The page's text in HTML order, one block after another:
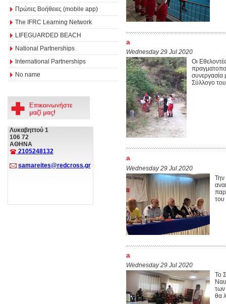
Πρώτες Βοήθειες (mobile app)
The IFRC Learning Network
LIFEGUARDED BEACH
National Partnerships
International Partnerships
No name
Λυκαβηττού 1
106 72
ΑΘΗΝΑ
2105248132
samareites@redcross.gr
a
Wednesday 29 Jul 2020
Οι
συνεργασία
Σύλλογο
a
Wednesday 29 Jul 2020
Την
του
a
Wednesday 29 Jul 2020
Το
των
θα